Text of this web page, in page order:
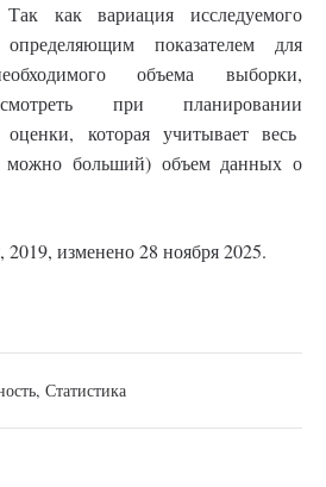
Так как вариация исследуемого
определяющим показателем для
объема выборки,
при планировании
оценки, которая учитывает весь
больший) объем данных о
изменено 28 ноября 2025.
, Статистика